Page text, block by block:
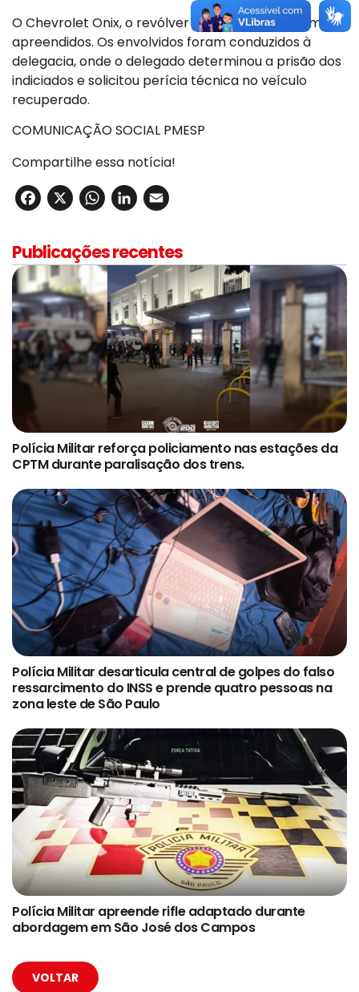
O Chevrolet Onix, o revólver e os celulares foram
apreendidos. Os envolvidos foram conduzidos à
delegacia, onde o delegado determinou a prisão dos
indiciados e solicitou perícia técnica no veículo
recuperado.
COMUNICAÇÃO SOCIAL PMESP
Compartilhe essa notícia!
Facebook
X WhatsApp
LinkedIn
Publicações recentes
Polícia Militar reforça policiamento nas estações da
CPTM durante paralisação dos trens.
Polícia Militar desarticula central de golpes do falso
ressarcimento do INSS e prende quatro pessoas na
zona leste de São Paulo
Polícia Militar apreende rifle adaptado durante
abordagem em São José dos Campos
VOLTAR